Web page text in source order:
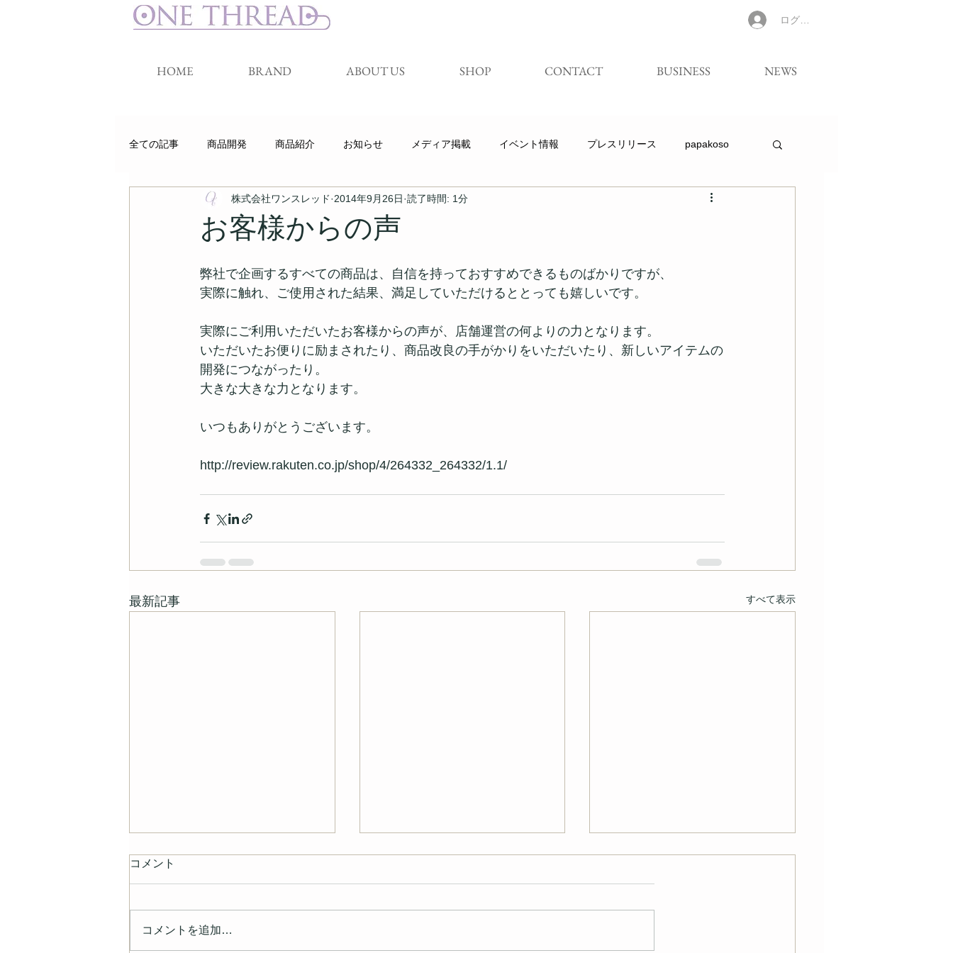
ログイン
HOME BRAND ABOUT US SHOP CONTACT BUSINESS NEWS
全ての記事 商品開発 商品紹介 お知らせ メディア掲載 イベント情報 プレスリリース papakoso
クラウドファンディング キャンペーン 展示会
お客様からの声
株式会社ワンスレッド 2014年9月26日 読了時間: 1分
弊社で企画するすべての商品は、自信を持っておすすめできるものばかりですが、
実際に触れ、ご使用された結果、満足していただけるととっても嬉しいです。
実際にご利用いただいたお客様からの声が、店舗運営の何よりの力となります。
いただいたお便りに励まされたり、商品改良の手がかりをいただいたり、新しいアイテムの
開発につながったり。
大きな大きな力となります。
いつもありがとうございます。
http://review.rakuten.co.jp/shop/4/264332_264332/1.1/
最新記事 すべて表示
コメント
コメントを追加…